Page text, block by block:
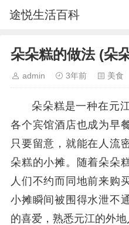
途悦生活百科
朵朵糕的做法 (朵
admin 3年前 美食
朵朵糕是一种在元
各个宾馆酒店也成为早
只要留意，就能在人流
朵糕的小摊。随着朵朵
人们不约而同地前来购
小摊瞬间被围得水泄不
的喜爱，熟悉元江的外地